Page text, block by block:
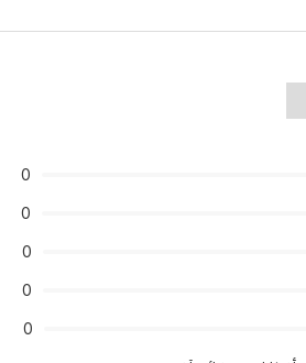
0
0
0
0
0